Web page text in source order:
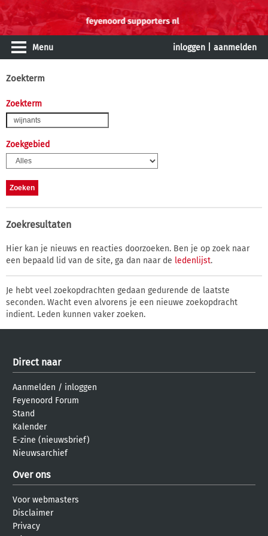
Menu inloggen aanmelden
Zoekterm
Zoekterm
Zoekgebied
Zoekresultaten
Hier kan je nieuws en reacties doorzoeken. Ben je op zoek naar
een bepaald lid van de site, ga dan naar de ledenlijst.
Je hebt veel zoekopdrachten gedaan gedurende de laatste
seconden. Wacht even alvorens je een nieuwe zoekopdracht
indient. Leden kunnen vaker zoeken.
Direct naar
Aanmelden / inloggen
Feyenoord Forum
Stand
Kalender
E-zine (nieuwsbrief)
Nieuwsarchief
Over ons
Voor webmasters
Disclaimer
Privacy